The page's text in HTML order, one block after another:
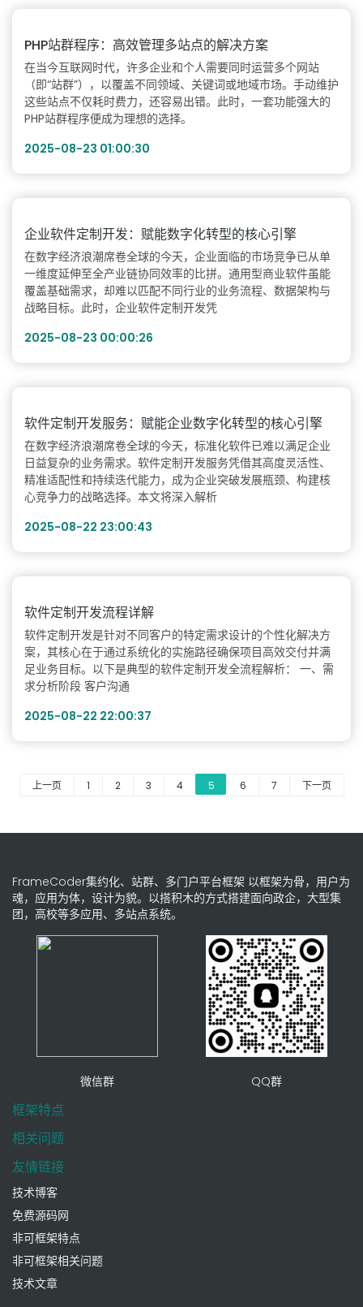
PHP站群程序：高效管理多站点的解决方案
在当今互联网时代，许多企业和个人需要同时运营多个网站
（即“站群”），以覆盖不同领域、关键词或地域市场。手动维护
这些站点不仅耗时费力，还容易出错。此时，一套功能强大的
PHP站群程序便成为理想的选择。
2025-08-23 01:00:30
企业软件定制开发：赋能数字化转型的核心引擎
在数字经济浪潮席卷全球的今天，企业面临的市场竞争已从单
一维度延伸至全产业链协同效率的比拼。通用型商业软件虽能
覆盖基础需求，却难以匹配不同行业的业务流程、数据架构与
战略目标。此时，企业软件定制开发凭
2025-08-23 00:00:26
软件定制开发服务：赋能企业数字化转型的核心引擎
在数字经济浪潮席卷全球的今天，标准化软件已难以满足企业
日益复杂的业务需求。软件定制开发服务凭借其高度灵活性、
精准适配性和持续迭代能力，成为企业突破发展瓶颈、构建核
心竞争力的战略选择。本文将深入解析
2025-08-22 23:00:43
软件定制开发流程详解
软件定制开发是针对不同客户的特定需求设计的个性化解决方
案，其核心在于通过系统化的实施路径确保项目高效交付并满
足业务目标。以下是典型的软件定制开发全流程解析： 一、需
求分析阶段 客户沟通
2025-08-22 22:00:37
上一页 1 2 3 4 5 6 7 下一页
FrameCoder集约化、站群、多门户平台框架 以框架为骨，用户为
魂，应用为体，设计为貌。以搭积木的方式搭建面向政企，大型集
团，高校等多应用、多站点系统。
微信群 QQ群
框架特点
相关问题
友情链接
技术博客
免费源码网
非可框架特点
非可框架相关问题
技术文章